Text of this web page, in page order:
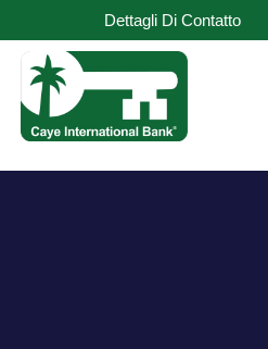
Dettagli Di Contatto